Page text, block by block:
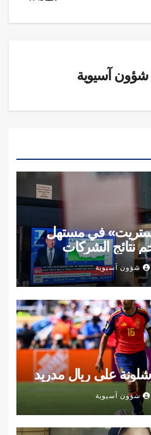
شؤون آسيوية
ستريت» في مستهل
نتائج الشركات
شؤون آسيوية
على ريال مدريد
شؤون آسيوية